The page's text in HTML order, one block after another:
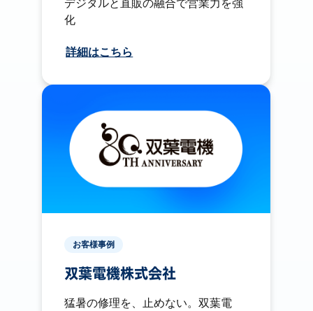
デジタルと直販の融合で営業力を強
化
詳細はこちら
お客様事例
双葉電機株式会社
猛暑の修理を、止めない。双葉電